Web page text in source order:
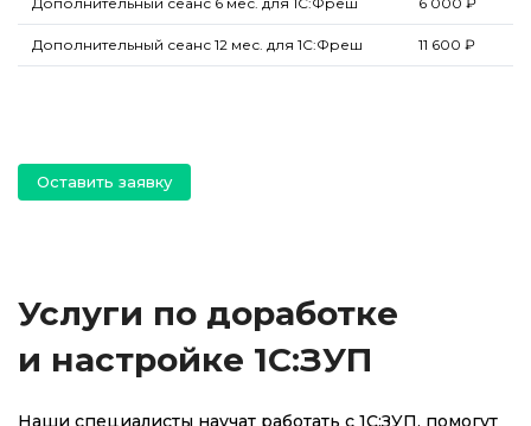
Дополнительный сеанс 12 мес. для 1С:Фреш 11 600 ₽
Оставить заявку
Услуги по доработке
и настройке 1С:ЗУП
Наши специалисты научат работать с 1С:ЗУП, помогут